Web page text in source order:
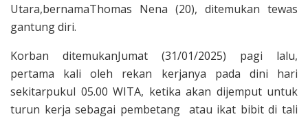
Utara,bernamaThomas Nena (20), ditemukan tewas
gantung diri.
Korban ditemukanJumat (31/01/2025) pagi lalu,
pertama kali oleh rekan kerjanya pada dini hari
sekitarpukul 05.00 WITA, ketika akan dijemput untuk
turun kerja sebagai pembetang atau ikat bibit di tali